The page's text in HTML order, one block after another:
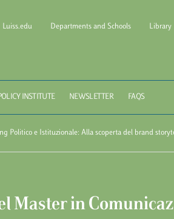
Luiss
Luiss.edu Departments and Schools Library
INSTITUTE NEWSLETTER FAQS
Politico e Istituzionale: Alla scoperta del brand
Master in